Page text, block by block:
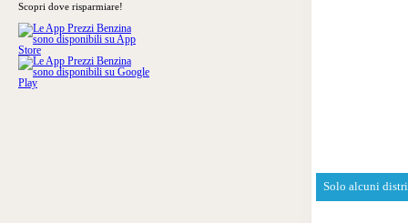
Scopri dove risparmiare!
Solo alcuni